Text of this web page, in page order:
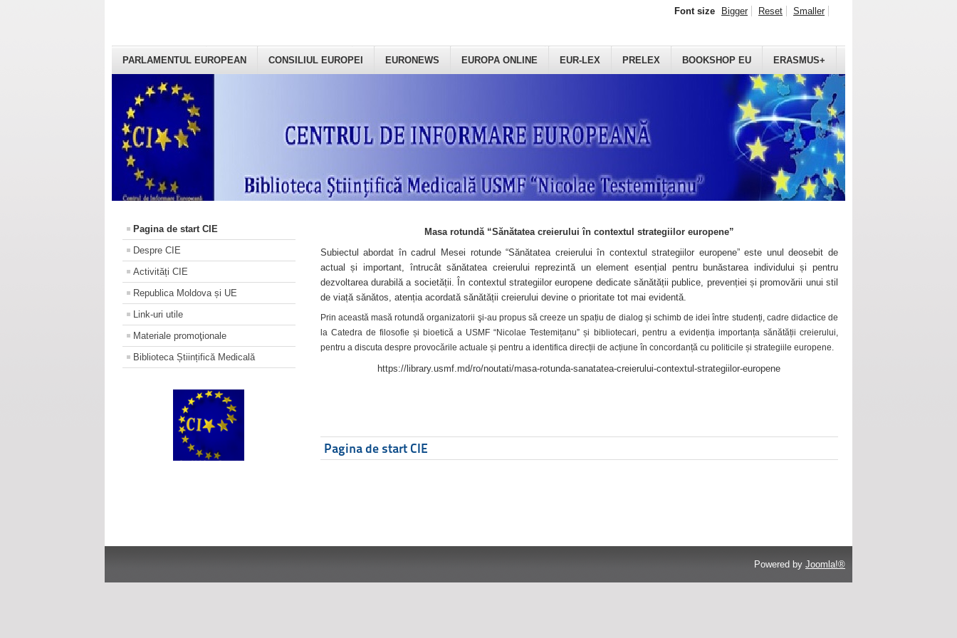
PARLAMENTUL EUROPEAN CONSILIUL EUROPEI EURONEWS EUROPA ONLINE EUR-LEX PRELEX BOOKSHOP EU ERASMUS+
Font size Bigger Reset Smaller
Pagina de start CIE
Despre CIE
Activități CIE
Republica Moldova și UE
Link-uri utile
Materiale promoţionale
Biblioteca Științifică Medicală
Masa rotundă “Sănătatea creierului în contextul strategiilor europene”
Subiectul abordat în cadrul Mesei rotunde “Sănătatea creierului în contextul strategiilor europene” este unul deosebit de
actual și important, întrucât sănătatea creierului reprezintă un element esențial pentru bunăstarea individului și pentru
dezvoltarea durabilă a societății. În contextul strategiilor europene dedicate sănătății publice, prevenției și promovării unui stil
de viață sănătos, atenția acordată sănătății creierului devine o prioritate tot mai evidentă.
Prin această masă rotundă organizatorii şi-au propus să creeze un spațiu de dialog și schimb de idei între studenți, cadre didactice de
la Catedra de filosofie și bioetică a USMF “Nicolae Testemițanu” și bibliotecari, pentru a evidenția importanța sănătății creierului,
pentru a discuta despre provocările actuale și pentru a identifica direcții de acțiune în concordanță cu politicile și strategiile europene.
https://library.usmf.md/ro/noutati/masa-rotunda-sanatatea-creierului-contextul-strategiilor-europene
Pagina de start CIE
Powered by Joomla!®